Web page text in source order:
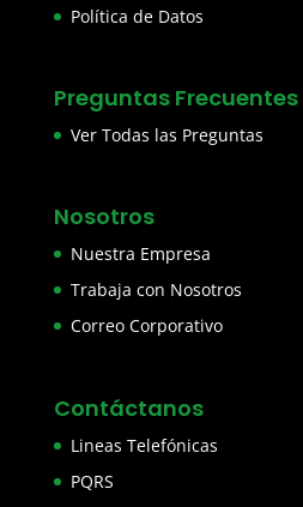
Política de Datos
Preguntas Frecuentes
Ver Todas las Preguntas
Nosotros
Nuestra Empresa
Trabaja con Nosotros
Correo Corporativo
Contáctanos
Lineas Telefónicas
PQRS